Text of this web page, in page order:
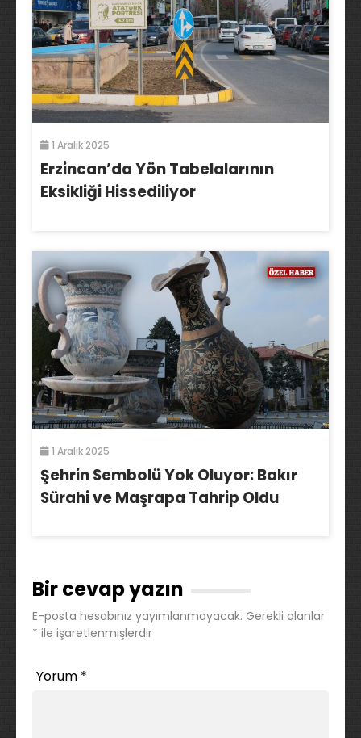
1 Aralık 2025
Erzincan’da Yön Tabelalarının
Eksikliği Hissediliyor
1 Aralık 2025
Şehrin Sembolü Yok Oluyor: Bakır
Sürahi ve Maşrapa Tahrip Oldu
Bir cevap yazın
E-posta hesabınız yayımlanmayacak. Gerekli alanlar
* ile işaretlenmişlerdir
Yorum *